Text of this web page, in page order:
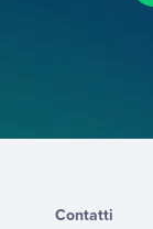
Contatti